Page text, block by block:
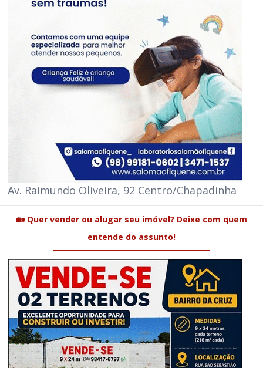
Av. Raimundo Oliveira, 92 Centro/Chapadinha
🏡 Quer vender ou alugar seu imóvel? Deixe com quem
entende do assunto!